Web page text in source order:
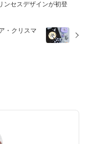
ンセスデザインが初登
・クリスマ